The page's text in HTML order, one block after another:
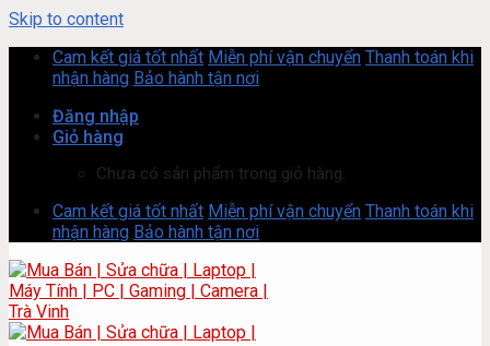
Skip to content
Cam kết giá tốt nhất Miễn phí vận chuyển Thanh toán khi
nhận hàng Bảo hành tận nơi
Đăng nhập
Giỏ hàng
Chưa có sản phẩm trong giỏ hàng.
Cam kết giá tốt nhất Miễn phí vận chuyển Thanh toán khi
nhận hàng Bảo hành tận nơi